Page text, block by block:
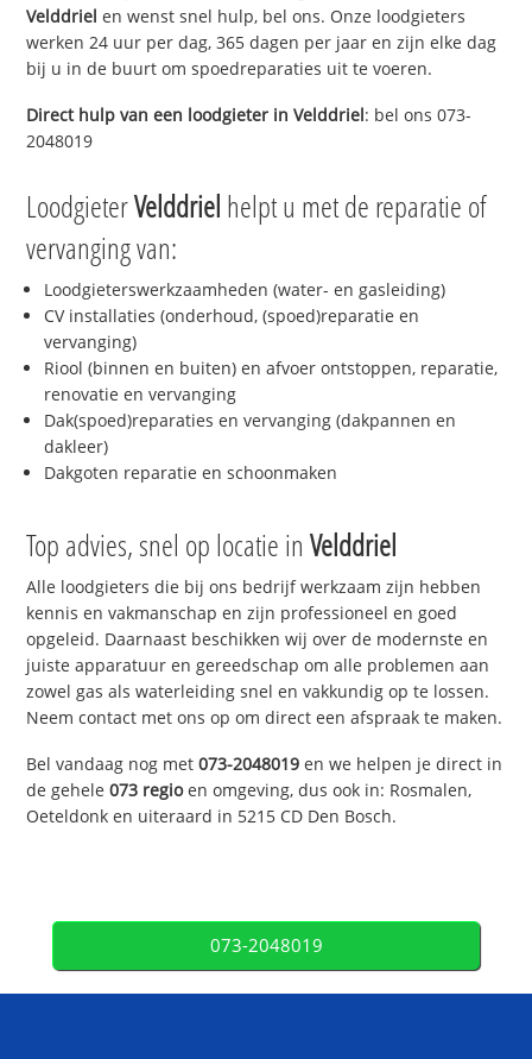
Velddriel en wenst snel hulp, bel ons. Onze loodgieters
werken 24 uur per dag, 365 dagen per jaar en zijn elke dag
bij u in de buurt om spoedreparaties uit te voeren.
Direct hulp van een loodgieter inVelddriel: bel ons 073-
2048019
LoodgieterVelddriel helpt u met de reparatie of
vervanging van:
Loodgieterswerkzaamheden (water- en gasleiding)
CV installaties (onderhoud, (spoed)reparatie en
vervanging)
Riool (binnen en buiten) en afvoer ontstoppen, reparatie,
renovatie en vervanging
Dak(spoed)reparaties en vervanging (dakpannen en
dakleer)
Dakgoten reparatie en schoonmaken
Top advies, snel op locatie inVelddriel
Alle loodgieters die bij ons bedrijf werkzaam zijn hebben
kennis en vakmanschap en zijn professioneel en goed
opgeleid. Daarnaast beschikken wij over de modernste en
juiste apparatuur en gereedschap om alle problemen aan
zowel gas als waterleiding snel en vakkundig op te lossen.
Neem contact met ons op om direct een afspraak te maken.
Bel vandaag nog met073-2048019 en we helpen je direct in
de gehele073 regioen omgeving, dus ook in: Rosmalen,
Oeteldonk en uiteraard in 5215 CD Den Bosch.
073-2048019